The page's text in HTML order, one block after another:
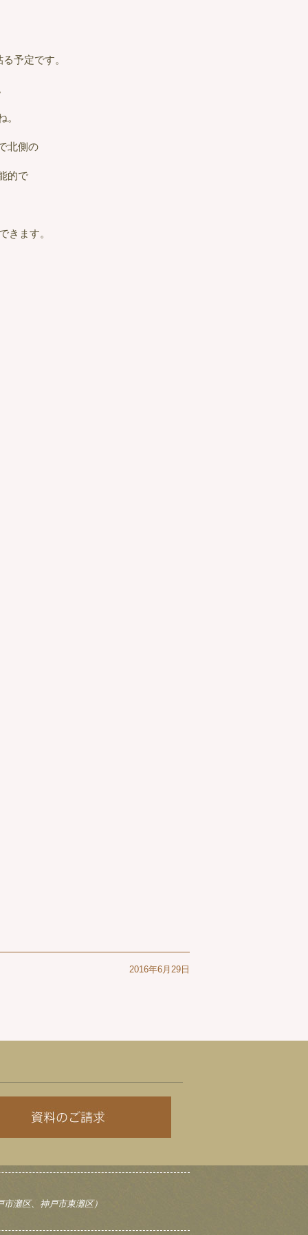
予定です。
北側の
的で
きます。
2016年6月29日
灘区、神戸市東灘区）